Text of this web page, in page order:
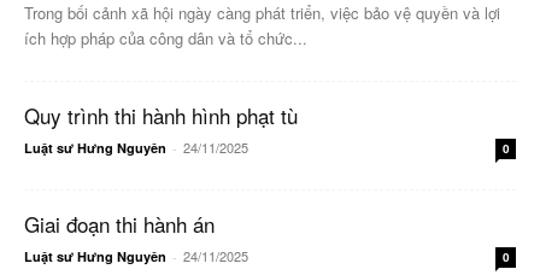
Trong bối cảnh xã hội ngày càng phát triển, việc bảo vệ quyền và lợi
ích hợp pháp của công dân và tổ chức...
Quy trình thi hành hình phạt tù
Luật sư Hưng Nguyên - 24/11/2025 0
Giai đoạn thi hành án
Luật sư Hưng Nguyên - 24/11/2025 0